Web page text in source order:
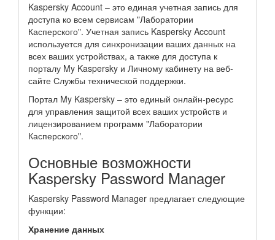
Kaspersky Account – это единая учетная запись для
доступа ко всем сервисам "Лаборатории
Касперского". Учетная запись Kaspersky Account
используется для синхронизации ваших данных на
всех ваших устройствах, а также для доступа к
порталу My Kaspersky и Личному кабинету на веб-
сайте Службы технической поддержки.
Портал My Kaspersky – это единый онлайн-ресурс
для управления защитой всех ваших устройств и
лицензированием программ "Лаборатории
Касперского".
Основные возможности
Kaspersky Password Manager
Kaspersky Password Manager предлагает следующие
функции:
Хранение данных